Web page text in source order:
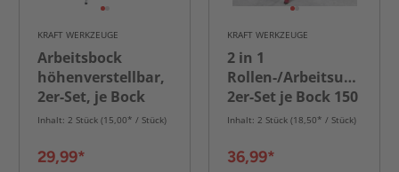
KRAFT WERKZEUGE
Arbeitsbock
höhenverstellbar,
2er-Set, je Bock
150 kg Traglast
Inhalt: 2 Stück (15,00* / Stück)
29,99*
KRAFT WERKZEUGE
2 in 1
Rollen-/
2er-Set je Bock 150
kg Traglast
Inhalt: 2 Stück (18,50* / Stück)
36,99*